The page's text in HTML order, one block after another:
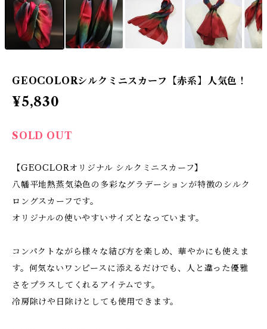
GEOCOLORシルクミニスカーフ【赤系】人気色！
¥5,830
SOLD OUT
【GEOCLORオリジナル シルクミニスカーフ】
八幡平地熱蒸気染色の多彩なグラデーションが特徴のシルク
ロングスカーフです。
オリジナルの使いやすいサイズとなっています。
コンパクトながら様々な結び方を楽しめ、華やかにも使えま
す。何気ないワンピースに添えるだけでも、人と違った優雅
さをプラスしてくれるアイテムです。
冷房除けや日除けとしても使用できます。